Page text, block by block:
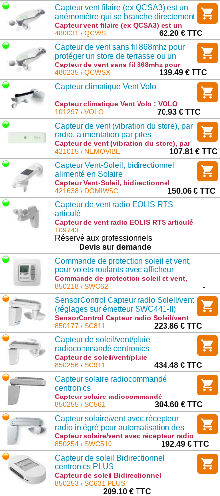
Capteur vent filaire (ex QCSA3) est un
anémomètre qui se branche directement
sur les récepteurs QCxxx
Capteur vent filaire (ex QCSA3) est un
anémomètre qui se branche directement
sur les récepteurs QCxxx : QCWS
480031 / QCWS
62.20 € TTC
Capteur de vent sans fil 868mhz pour
protéger un store de terrasse ou un
store extérieur
Capteur de vent sans fil 868mhz pour
protéger un store de terrasse ou un store
extérieur : QCWSX
480235 / QCWSX
139.49 € TTC
Capteur climatique Vent Volo
Capteur climatique Vent Volo : VOLO
101297 / VOLO
70.93 € TTC
Capteur de vent (vibration du store), par
radio, alimentation par piles
Capteur de vent (vibration du store), par
radio, alimentation par piles : NEMOVIBE
421015 / NEMOVIBE
107.81 € TTC
Capteur Vent-Soleil, bidirectionnel
alimenté en Solaire
Capteur Vent-Soleil, bidirectionnel
alimenté en Solaire : DOMIWSC
421638 / DOMIWSC
150.06 € TTC
Capteur de vent radio EOLIS RTS
articulé
Capteur de vent radio EOLIS RTS articulé
: 1816068
109743
Réservé aux professionnels
Devis sur demande
Commande de protection soleil et vent,
pour volets roulants avec afficheur
Commande de protection soleil et vent,
pour volets roulants avec afficheur :
SWC62
850218 / SWC62
-
SensorControl Capteur radio Soleil/vent
(réglages sur émetteur SWC441-II)
868.3Mhz
SensorControl Capteur radio Soleil/vent
(réglages sur émetteur SWC441-II)
868.3Mhz : SC811
850177 / SC811
223.86 € TTC
Capteur de soleil/vent/pluie
radiocommandé centronics
Capteur de soleil/vent/pluie
radiocommandé centronics : SC911
850256 / SC911
434.48 € TTC
Capteur solaire radiocommandé
centronics
Capteur solaire radiocommandé
centronics : SC561
850255 / SC561
304.60 € TTC
Capteur solaire/vent avec récepteur
radio intégré pour automatisation des
entraînements filaires GRIS
Capteur solaire/vent avec récepteur radio
intégré pour automatisation des
entraînements filaires GRIS : SWC510
850254 / SWC510
192.49 € TTC
Capteur de soleil Bidirectionnel
centronics PLUS
Capteur de soleil Bidirectionnel
centronics PLUS : SC631 PLUS
850253 / SC631 PLUS
209.10 € TTC